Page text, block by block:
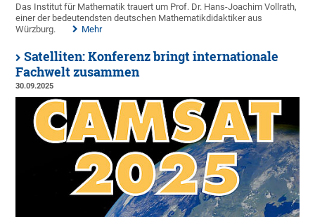
Das Institut für Mathematik trauert um Prof. Dr. Hans-Joachim Vollrath,
einer der bedeutendsten deutschen Mathematikdidaktiker aus
Würzburg.
Mehr
Satelliten: Konferenz bringt internationale
Fachwelt zusammen
30.09.2025